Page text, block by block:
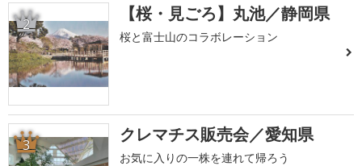
2 【桜・見ごろ】丸池／静岡県
桜と富士山のコラボレーション
3 クレマチス販売会／愛知県
お気に入りの一株を連れて帰ろう